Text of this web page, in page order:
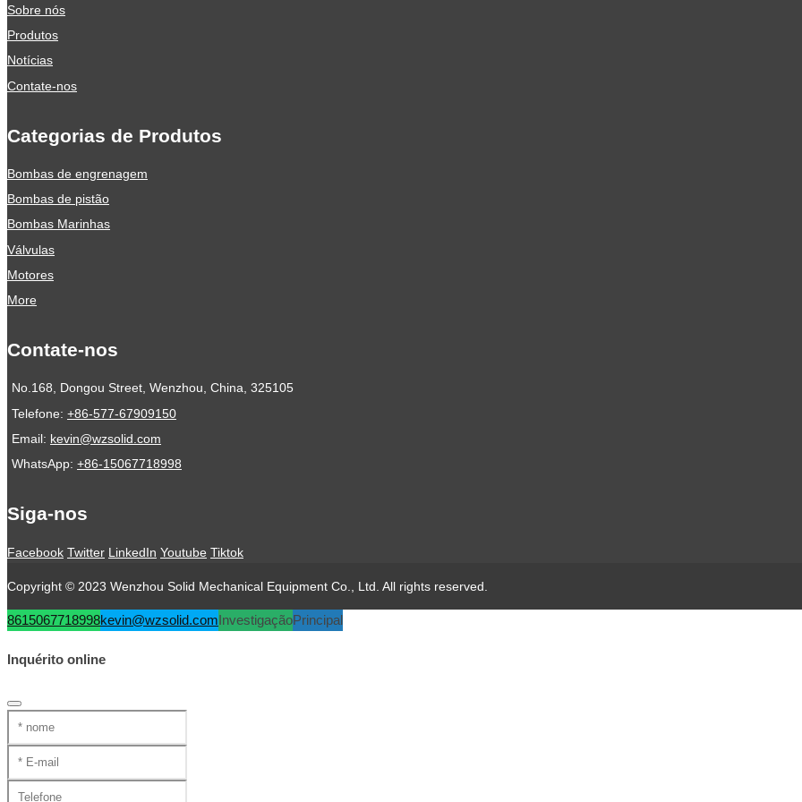
Sobre nós
Produtos
Notícias
Contate-nos
Categorias de Produtos
Bombas de engrenagem
Bombas de pistão
Bombas Marinhas
Válvulas
Motores
More
Contate-nos
No.168, Dongou Street, Wenzhou, China, 325105
Telefone: +86-577-67909150
Email: kevin@wzsolid.com
WhatsApp: +86-15067718998
Siga-nos
Facebook Twitter LinkedIn Youtube Tiktok
Copyright © 2023 Wenzhou Solid Mechanical Equipment Co., Ltd. All rights reserved.
8615067718998kevin@wzsolid.comInvestigaçãoPrincipal
Inquérito online